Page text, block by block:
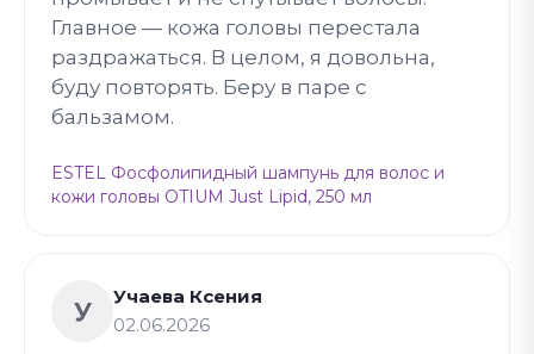
Главное — кожа головы перестала
раздражаться. В целом, я довольна,
буду повторять. Беру в паре с
бальзамом.
ESTEL Фосфолипидный шампунь для волос и
кожи головы OTIUM Just Lipid, 250 мл
У
Учаева Ксения
02.06.2026